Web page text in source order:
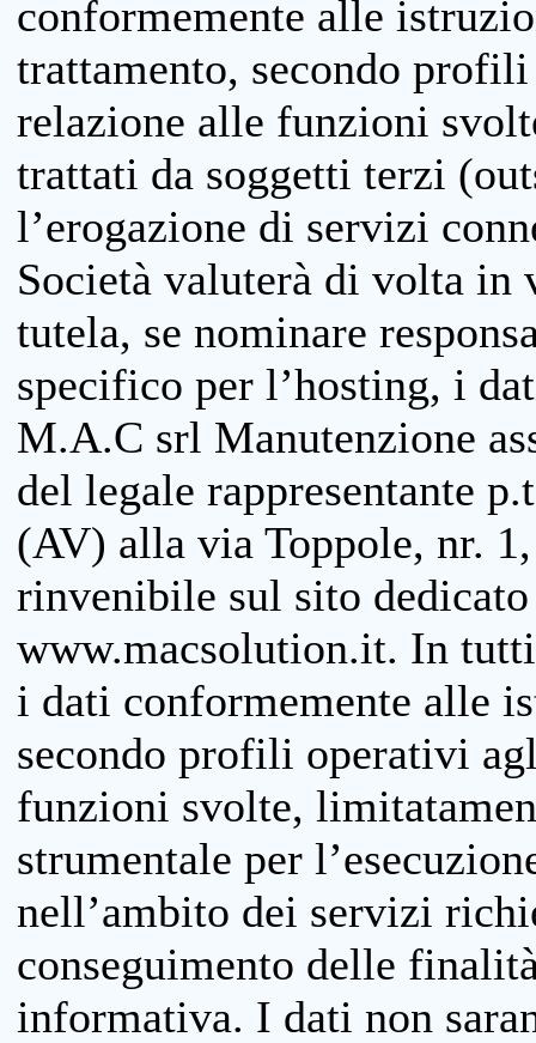
conformemente alle
trattamento, secondo
relazione alle funzioni
trattati da soggetti terzi
l’erogazione di servizi
Società valuterà di volta in
tutela, se nominare
specifico per l’hosting, i
M.A.C srl Manutenzione
del legale rappresentante
(AV) alla via Toppole, nr.
rinvenibile sul sito
www.macsolution.it. In
i dati conformemente alle
secondo profili operativi
funzioni svolte,
strumentale per
nell’ambito dei servizi
conseguimento delle
informativa. I dati non